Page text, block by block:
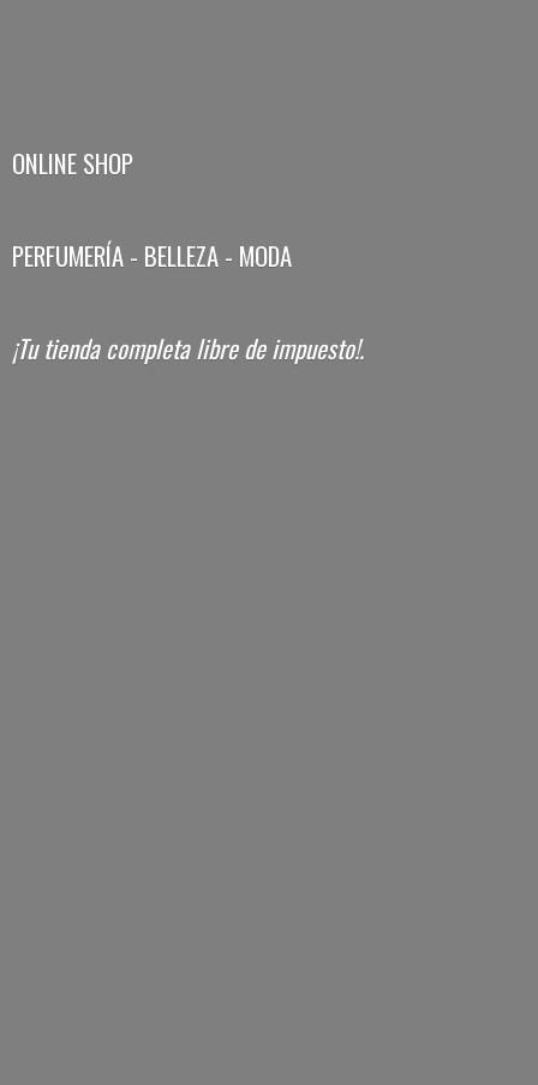
ONLINE SHOP
PERFUMERÍA - BELLEZA - MODA
¡Tu tienda completa librede impuesto!.